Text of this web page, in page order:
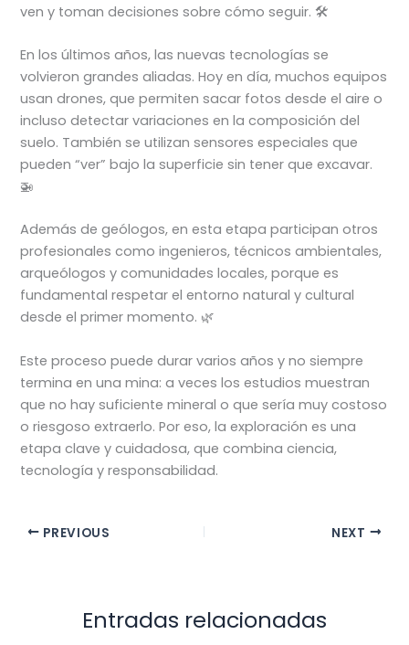
ven y toman decisiones sobre cómo seguir. 🛠️
En los últimos años, las nuevas tecnologías se
volvieron grandes aliadas. Hoy en día, muchos equipos
usan drones, que permiten sacar fotos desde el aire o
incluso detectar variaciones en la composición del
suelo. También se utilizan sensores especiales que
pueden “ver” bajo la superficie sin tener que excavar.
🚁
Además de geólogos, en esta etapa participan otros
profesionales como ingenieros, técnicos ambientales,
arqueólogos y comunidades locales, porque es
fundamental respetar el entorno natural y cultural
desde el primer momento. 🌿
Este proceso puede durar varios años y no siempre
termina en una mina: a veces los estudios muestran
que no hay suficiente mineral o que sería muy costoso
o riesgoso extraerlo. Por eso, la exploración es una
etapa clave y cuidadosa, que combina ciencia,
tecnología y responsabilidad.
PREVIOUS NEXT
Entradas relacionadas